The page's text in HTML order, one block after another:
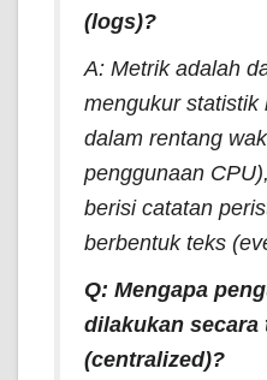
(logs)?
A: Metrik adalah
mengukur statistik
dalam rentang
penggunaan
berisi catatan
berbentuk teks (
Q: Mengapa
dilakukan secara
(centralized)?